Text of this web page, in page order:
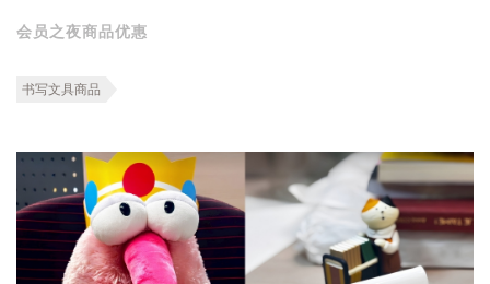
会员之夜商品优惠
书写文具商品